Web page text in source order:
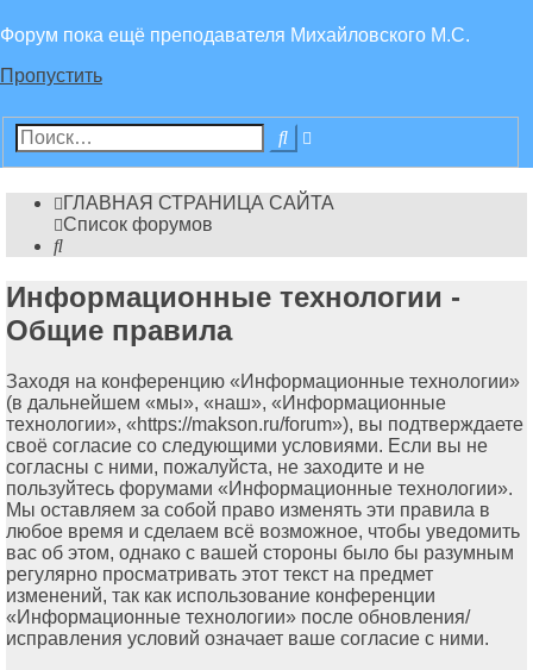
Форум пока ещё преподавателя Михайловского М.С.
Пропустить
Поиск
ГЛАВНАЯ СТРАНИЦА САЙТА
Список форумов
Поиск
Информационные технологии -
Общие правила
Заходя на конференцию «Информационные технологии»
(в дальнейшем «мы», «наш», «Информационные
технологии», «https://makson.ru/forum»), вы подтверждаете
своё согласие со следующими условиями. Если вы не
согласны с ними, пожалуйста, не заходите и не
пользуйтесь форумами «Информационные технологии».
Мы оставляем за собой право изменять эти правила в
любое время и сделаем всё возможное, чтобы уведомить
вас об этом, однако с вашей стороны было бы разумным
регулярно просматривать этот текст на предмет
изменений, так как использование конференции
«Информационные технологии» после обновления/
исправления условий означает ваше согласие с ними.